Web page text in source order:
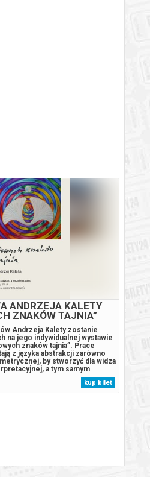
ANDRZEJA KALETY
ZNAKÓW TAJNIA”
Andrzeja Kalety zostanie
na jego indywidualnej wystawie
znaków tajnia”. Prace
z języka abstrakcji zarówno
by stworzyć dla widza
a tym samym
odbiór. Na wernisaż
do Galerii Wieża Ciśnień, o
kup bilet